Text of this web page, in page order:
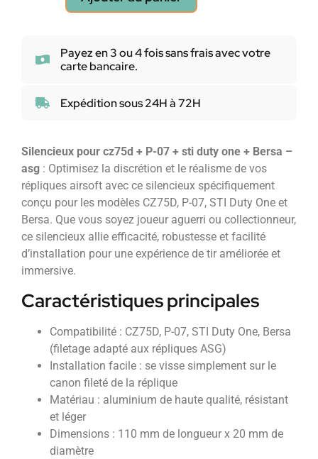
Payez en 3 ou 4 fois sans frais avec votre
carte bancaire.
Expédition sous 24H à 72H
Silencieux pour cz75d + P-07 + sti duty one + Bersa –
asg : Optimisez la discrétion et le réalisme de vos
répliques airsoft avec ce silencieux spécifiquement
conçu pour les modèles CZ75D, P-07, STI Duty One et
Bersa. Que vous soyez joueur aguerri ou collectionneur,
ce silencieux allie efficacité, robustesse et facilité
d’installation pour une expérience de tir améliorée et
immersive.
Caractéristiques principales
Compatibilité : CZ75D, P-07, STI Duty One, Bersa
(filetage adapté aux répliques ASG)
Installation facile : se visse simplement sur le
canon fileté de la réplique
Matériau : aluminium de haute qualité, résistant
et léger
Dimensions : 110 mm de longueur x 20 mm de
diamètre